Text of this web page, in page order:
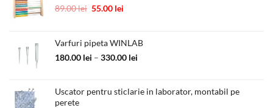
89.00lei Prețul
fost:
89.00 lei.
55.00 lei
55.00 lei.
Varfuri pipeta WINLAB
180.00 lei – 330.00 lei
180.00 lei
Uscator pentru sticlarie in laborator, montabil pe
perete